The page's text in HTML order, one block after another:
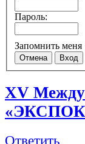
Пароль:
Запомнить меня
XV
Ответить